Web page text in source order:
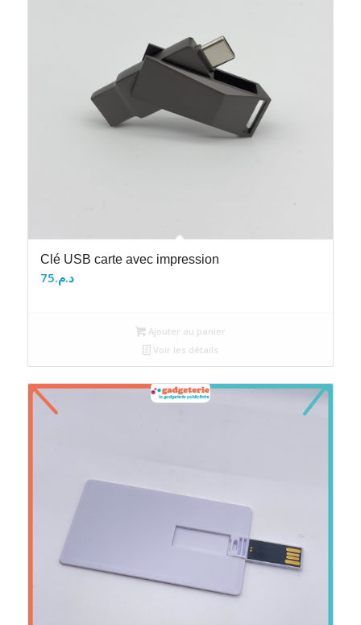
Clé USB carte avec impression
د.م.75
Ajouter au panier
Voir les détails